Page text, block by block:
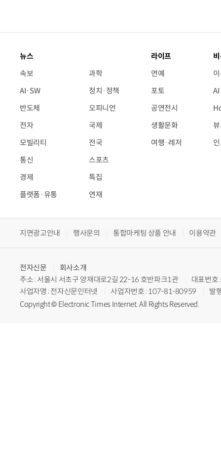
뉴스
속보
AI·SW
반도체
전자
모빌리티
통신
경제
플랫폼·유통
과학
정치·정책
오피니언
국제
전국
스포츠
특집
연재
라이프
연예
포토
공연전시
생활문화
여행·레저
지면광고안내 행사문의 통합마케팅 상품 안내 이용약관
전자신문
회사소개
주소 : 서울시 서초구 양재대로2길 22-16 호반파크1관
대표번
사업자명 : 전자신문인터넷
사업자번호 : 107-81-80959
발
Copyright © Electronic Times Internet. All Rights Reserved.